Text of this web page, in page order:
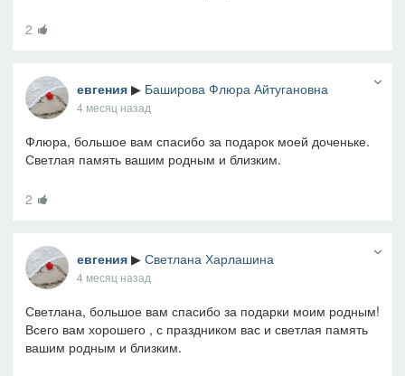
2
евгения ▶ Баширова Флюра Айтугановна
4 месяц назад
Флюра, большое вам спасибо за подарок моей доченьке.
Светлая память вашим родным и близким.
2
евгения ▶ Светлана Харлашина
4 месяц назад
Светлана, большое вам спасибо за подарки моим родным!
Всего вам хорошего , с праздником вас и светлая память
вашим родным и близким.